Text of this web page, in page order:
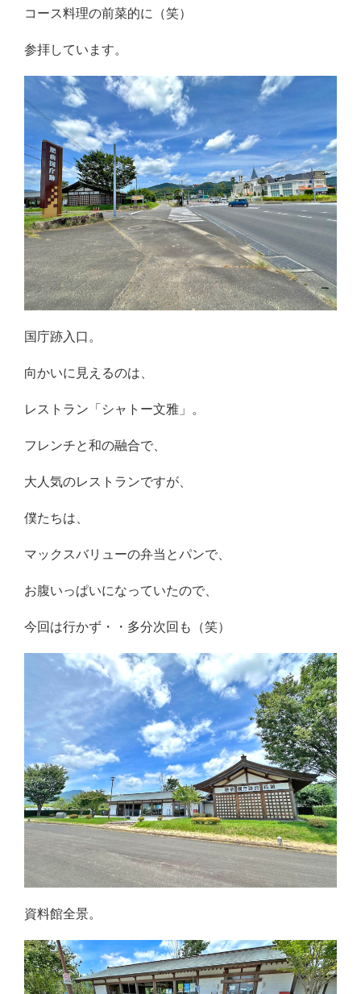
コース料理の前菜的に（笑）
参拝しています。
国庁跡入口。
向かいに見えるのは、
レストラン「シャトー文雅」。
フレンチと和の融合で、
大人気のレストランですが、
僕たちは、
マックスバリューの弁当とパンで、
お腹いっぱいになっていたので、
今回は行かず・・多分次回も（笑）
資料館全景。